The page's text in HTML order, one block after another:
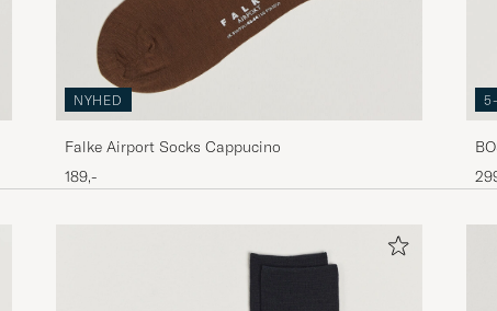
NYHED
Falke Airport Socks Cappucino
189,-